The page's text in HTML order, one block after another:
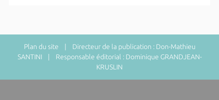
Plan du site | Directeur de la publication : Don-Mathieu
SANTINI | Responsable éditorial : Dominique GRANDJEAN-
KRUSLIN